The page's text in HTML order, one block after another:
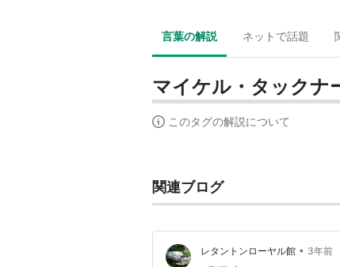
言葉の解説 ネットで話題
マイケル・タックナ
このタグの解説について
関連ブログ
レタントンローヤル館 • 3年前